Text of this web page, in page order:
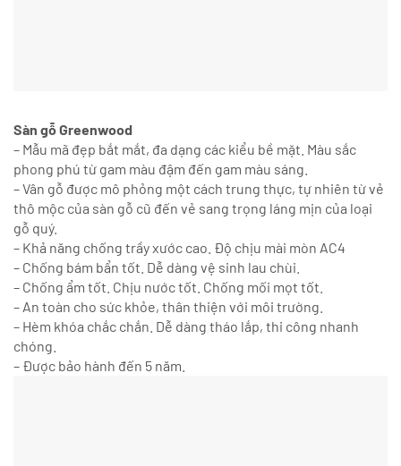
Sàn gỗ Greenwood
– Mẫu mã đẹp bắt mắt, đa dạng các kiểu bề mặt. Màu sắc
phong phú từ gam màu đậm đến gam màu sáng.
– Vân gỗ được mô phỏng một cách trung thực, tự nhiên từ vẻ
thô mộc của sàn gỗ cũ đến vẻ sang trọng láng mịn của loại
gỗ quý.
– Khả năng chống trầy xước cao. Độ chịu mài mòn AC4
– Chống bám bẩn tốt. Dễ dàng vệ sinh lau chùi.
– Chống ẩm tốt. Chịu nước tốt. Chống mối mọt tốt.
– An toàn cho sức khỏe, thân thiện với môi trường.
– Hèm khóa chắc chắn. Dễ dàng tháo lắp, thi công nhanh
chóng.
– Được bảo hành đến 5 năm.